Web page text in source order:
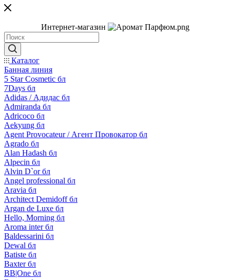
Интернет-магазин
Каталог
Банная линия
5 Star Cosmetic бл
7Days бл
Adidas / Адидас бл
Admiranda бл
Adricoco бл
Aekyung бл
Agent Provocateur / Агент Провокатор бл
Agrado бл
Alan Hadash бл
Alpecin бл
Alvin D`or бл
Angel professional бл
Aravia бл
Architect Demidoff бл
Argan de Luxe бл
Hello, Morning бл
Aroma inter бл
Baldessarini бл
Dewal бл
Batiste бл
Baxter бл
BB|One бл